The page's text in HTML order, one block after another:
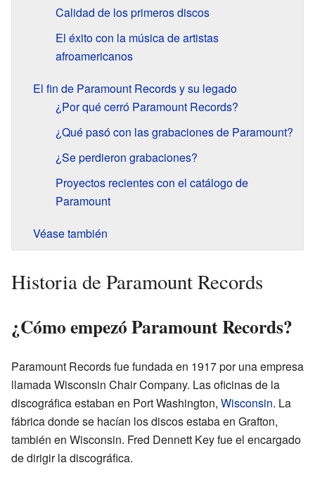
Calidad de los primeros discos
El éxito con la música de artistas
afroamericanos
El fin de Paramount Records y su legado
¿Por qué cerró Paramount Records?
¿Qué pasó con las grabaciones de Paramount?
¿Se perdieron grabaciones?
Proyectos recientes con el catálogo de
Paramount
Véase también
Historia de Paramount Records
¿Cómo empezó Paramount Records?
Paramount Records fue fundada en 1917 por una empresa
llamada Wisconsin Chair Company. Las oficinas de la
discográfica estaban en Port Washington, Wisconsin. La
fábrica donde se hacían los discos estaba en Grafton,
también en Wisconsin. Fred Dennett Key fue el encargado
de dirigir la discográfica.